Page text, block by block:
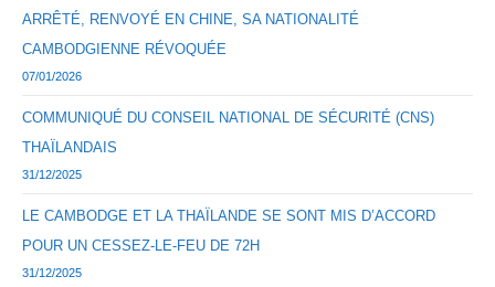
ARRÊTÉ, RENVOYÉ EN CHINE, SA NATIONALITÉ
CAMBODGIENNE RÉVOQUÉE
07/01/2026
COMMUNIQUÉ DU CONSEIL NATIONAL DE SÉCURITÉ (CNS)
THAÏLANDAIS
31/12/2025
LE CAMBODGE ET LA THAÏLANDE SE SONT MIS D’ACCORD
POUR UN CESSEZ-LE-FEU DE 72H
31/12/2025